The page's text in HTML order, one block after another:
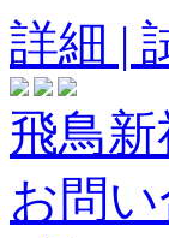
詳細 |
飛鳥新
お問